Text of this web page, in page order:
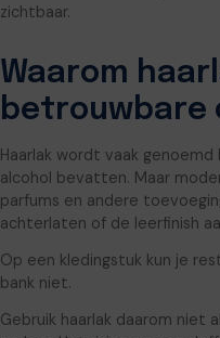
zichtbaar.
Waarom
betrouwbare
Haarlak wordt vaak
alcohol bevatten. Maar
parfums en andere
achterlaten of de leerfinish
Op een kledingstuk kun je
bank niet.
Gebruik haarlak daarom niet